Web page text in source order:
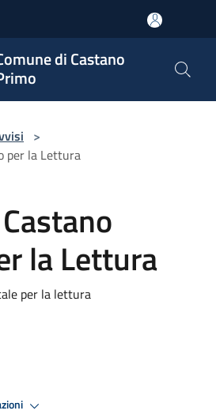
di Castano
>
per la Lettura
la Lettura
per la lettura